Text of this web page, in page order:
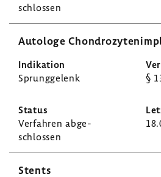
schlossen
Auto­loge
Sprung­ge­lenk §
Verfahren abge­
schlossen
Stents